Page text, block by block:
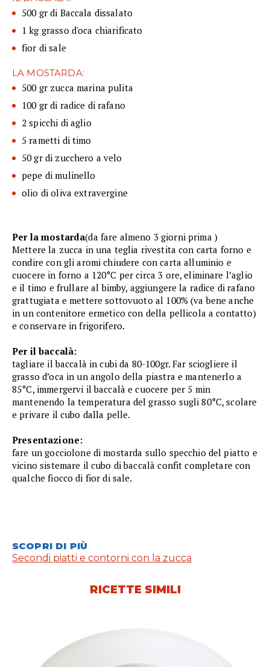
500 gr di Baccala dissalato
1 kg grasso d'oca chiarificato
fior di sale
LA MOSTARDA:
500 gr zucca marina pulita
100 gr di radice di rafano
2 spicchi di aglio
5 rametti di timo
50 gr di zucchero a velo
pepe di mulinello
olio di oliva extravergine
Per la mostarda(da fare almeno 3 giorni prima )
Mettere la zucca in una teglia rivestita con carta forno e
condire con gli aromi chiudere con carta alluminio e
cuocere in forno a 120°C per circa 3 ore, eliminare l’aglio
e il timo e frullare al bimby, aggiungere la radice di rafano
grattugiata e mettere sottovuoto al 100% (va bene anche
in un contenitore ermetico con della pellicola a contatto)
e conservare in frigorifero.
Per il baccalà:
tagliare il baccalà in cubi da 80-100gr. Far sciogliere il
grasso d’oca in un angolo della piastra e mantenerlo a
85°C, immergervi il baccalà e cuocere per 5 min
mantenendo la temperatura del grasso sugli 80°C, scolare
e privare il cubo dalla pelle.
Presentazione:
fare un gocciolone di mostarda sullo specchio del piatto e
vicino sistemare il cubo di baccalà confit completare con
qualche fiocco di fior di sale.
SCOPRI DI PIÙ
Secondi piatti e contorni con la zucca
RICETTE SIMILI